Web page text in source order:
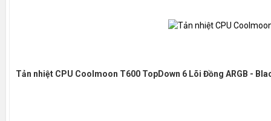
Tản nhiệt CPU Coolmoon T600 TopDown 6 Lõi Đồng ARGB -